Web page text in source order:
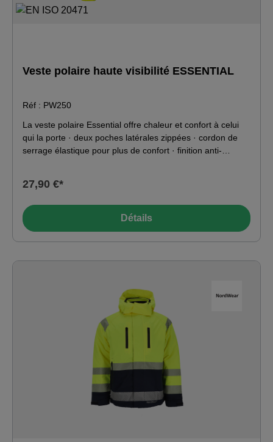
Veste polaire haute visibilité ESSENTIAL
Réf : PW250
La veste polaire Essential offre chaleur et confort à celui
qui la porte · deux poches latérales zippées · cordon de
serrage élastique pour plus de confort · finition anti-
50+ bloque plus de 98% des rayons UV · fermeture éclair
hanches réglable par un bouton pour un ajustement parfait
et confortable · poignets élastiqués · Conforme à la norme
RIS 3279-TOM pour l'industrie ferroviaire (orange
27,90 €*
Détails